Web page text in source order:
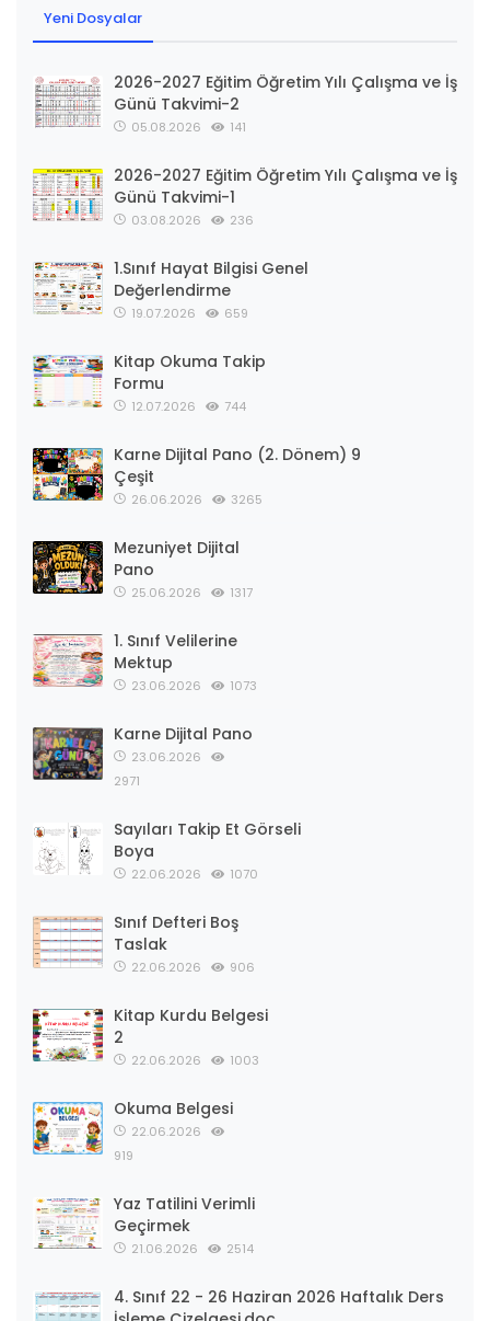
Yeni Dosyalar
2026-2027 Eğitim Öğretim Yılı Çalışma ve İş
Günü Takvimi-2
05.08.2026 141
2026-2027 Eğitim Öğretim Yılı Çalışma ve İş
Günü Takvimi-1
03.08.2026 236
1.Sınıf Hayat Bilgisi Genel
Değerlendirme
19.07.2026 659
Kitap Okuma Takip
Formu
12.07.2026 744
Karne Dijital Pano (2. Dönem) 9
Çeşit
26.06.2026 3265
Mezuniyet Dijital
Pano
25.06.2026 1317
1. Sınıf Velilerine
Mektup
23.06.2026 1073
Karne Dijital Pano
23.06.2026
2971
Sayıları Takip Et Görseli
Boya
22.06.2026 1070
Sınıf Defteri Boş
Taslak
22.06.2026 906
Kitap Kurdu Belgesi
2
22.06.2026 1003
Okuma Belgesi
22.06.2026
919
Yaz Tatilini Verimli
Geçirmek
21.06.2026 2514
4. Sınıf 22 - 26 Haziran 2026 Haftalık Ders